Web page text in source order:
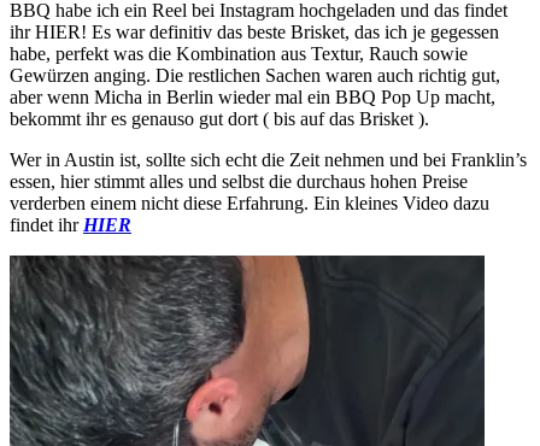
BBQ habe ich ein Reel bei Instagram hochgeladen und das findet
ihr HIER! Es war definitiv das beste Brisket, das ich je gegessen
habe, perfekt was die Kombination aus Textur, Rauch sowie
Gewürzen anging. Die restlichen Sachen waren auch richtig gut,
aber wenn Micha in Berlin wieder mal ein BBQ Pop Up macht,
bekommt ihr es genauso gut dort ( bis auf das Brisket ).
Wer in Austin ist, sollte sich echt die Zeit nehmen und bei Franklin’s
essen, hier stimmt alles und selbst die durchaus hohen Preise
verderben einem nicht diese Erfahrung. Ein kleines Video dazu
findet ihr HIER